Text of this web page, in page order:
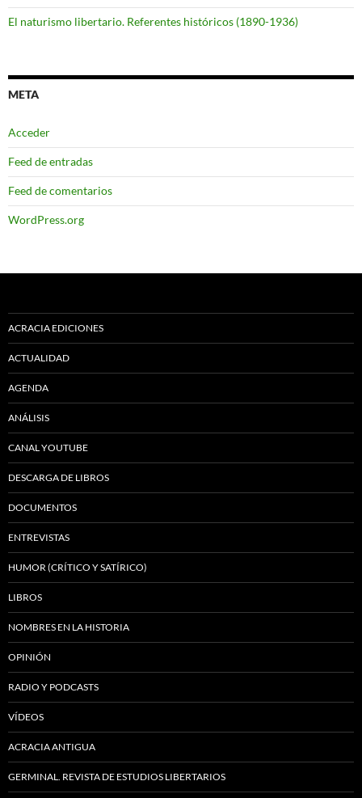
El naturismo libertario. Referentes históricos (1890-1936)
META
Acceder
Feed de entradas
Feed de comentarios
WordPress.org
ACRACIA EDICIONES
ACTUALIDAD
AGENDA
ANÁLISIS
CANAL YOUTUBE
DESCARGA DE LIBROS
DOCUMENTOS
ENTREVISTAS
HUMOR (CRÍTICO Y SATÍRICO)
LIBROS
NOMBRES EN LA HISTORIA
OPINIÓN
RADIO Y PODCASTS
VÍDEOS
ACRACIA ANTIGUA
GERMINAL. REVISTA DE ESTUDIOS LIBERTARIOS